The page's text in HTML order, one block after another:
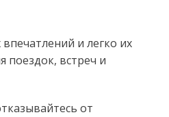
и легко их
поездок, встреч и
от